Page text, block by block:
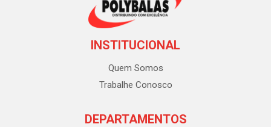
INSTITUCIONAL
Quem Somos
Trabalhe Conosco
DEPARTAMENTOS